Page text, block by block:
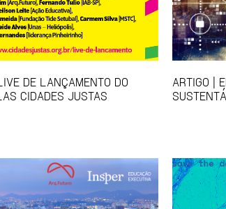
DE LANÇAMENTO DO
CIDADES JUSTAS
ARTIGO |